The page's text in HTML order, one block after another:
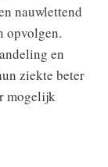
nauwlettend
opvolgen.
en
ziekte beter
mogelijk